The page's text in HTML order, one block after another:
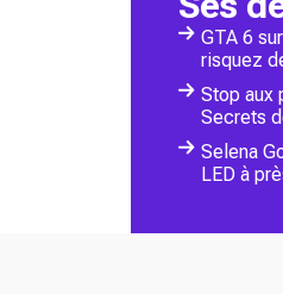
GTA 6
risquez
Stop aux
Secrets
Selena
LED à